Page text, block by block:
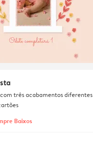
três acabamentos diferentes
Baixos